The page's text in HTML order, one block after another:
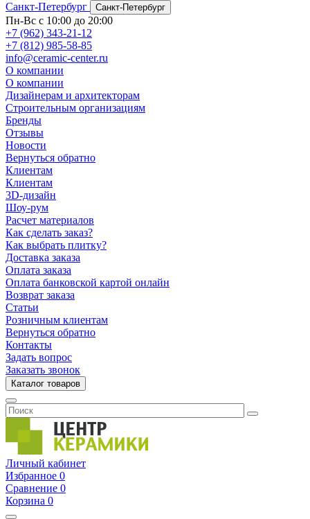
Санкт-Петербург
Санкт-Петербург
Пн-Вс с 10:00 до 20:00
+7 (962) 343-21-12
+7 (812) 985-58-85
info@ceramic-center.ru
О компании
О компании
Дизайнерам и архитекторам
Строительным организациям
Бренды
Отзывы
Новости
Вернуться обратно
Клиентам
Клиентам
3D-дизайн
Шоу-рум
Расчет материалов
Как сделать заказ?
Как выбрать плитку?
Доставка заказа
Оплата заказа
Оплата банковской картой онлайн
Возврат заказа
Статьи
Розничным клиентам
Вернуться обратно
Контакты
Задать вопрос
Заказать звонок
Каталог товаров
Личный кабинет
Избранное 0
Сравнение 0
Корзина 0